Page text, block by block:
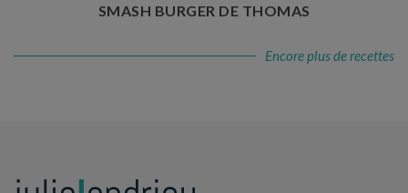
SMASH BURGER DE THOMAS
Encore plus de recettes